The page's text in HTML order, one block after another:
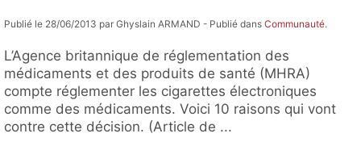
Publié le 28/06/2013 par Ghyslain ARMAND - Publié dans Communauté.
L’Agence britannique de réglementation des
médicaments et des produits de santé (MHRA)
compte réglementer les cigarettes électroniques
comme des médicaments. Voici 10 raisons qui vont
contre cette décision. (Article de ...